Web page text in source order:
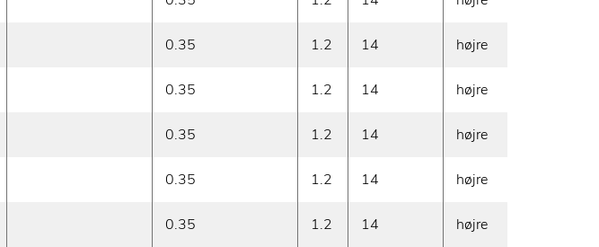
0.35 1.2 14 højre
0.35 1.2 14 højre
0.35 1.2 14 højre
0.35 1.2 14 højre
0.35 1.2 14 højre